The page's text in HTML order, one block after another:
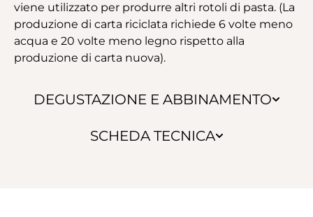
DEGUSTAZIONE E ABBINAMENTO
SCHEDA TECNICA
viene utilizzato per produrre altri rotoli di pasta. (La
produzione di carta riciclata richiede 6 volte meno
acqua e 20 volte meno legno rispetto alla
produzione di carta nuova).